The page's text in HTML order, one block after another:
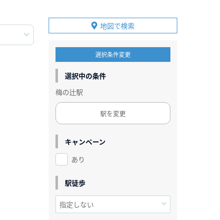
地図で検索
選択条件変更
選択中の条件
梅の辻駅
駅を変更
キャンペーン
あり
駅徒歩